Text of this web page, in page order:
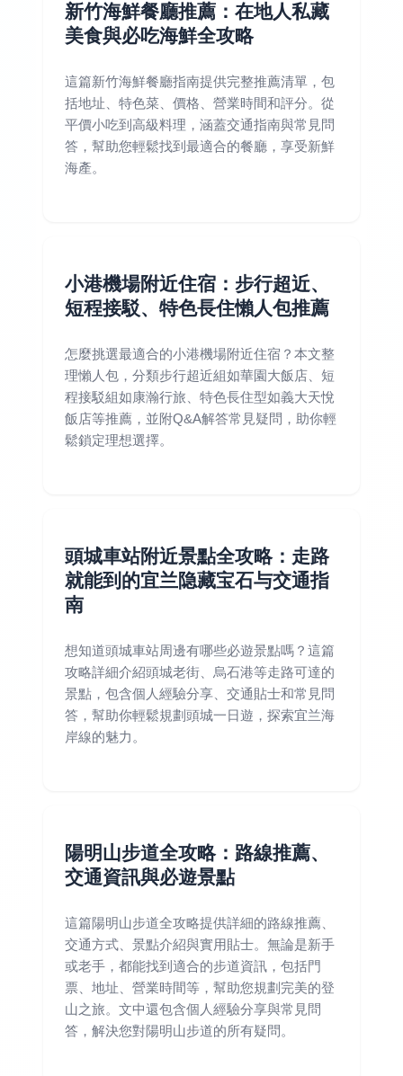
新竹海鮮餐廳推薦：在地人私藏
美食與必吃海鮮全攻略
這篇新竹海鮮餐廳指南提供完整推薦清單，包
括地址、特色菜、價格、營業時間和評分。從
平價小吃到高級料理，涵蓋交通指南與常見問
答，幫助您輕鬆找到最適合的餐廳，享受新鮮
海產。
小港機場附近住宿：步行超近、
短程接駁、特色長住懶人包推薦
怎麼挑選最適合的小港機場附近住宿？本文整
理懶人包，分類步行超近組如華園大飯店、短
程接駁組如康瀚行旅、特色長住型如義大天悅
飯店等推薦，並附Q&A解答常見疑問，助你輕
鬆鎖定理想選擇。
頭城車站附近景點全攻略：走路
就能到的宜兰隐藏宝石与交通指
南
想知道頭城車站周邊有哪些必遊景點嗎？這篇
攻略詳細介紹頭城老街、烏石港等走路可達的
景點，包含個人經驗分享、交通貼士和常見問
答，幫助你輕鬆規劃頭城一日遊，探索宜兰海
岸線的魅力。
陽明山步道全攻略：路線推薦、
交通資訊與必遊景點
這篇陽明山步道全攻略提供詳細的路線推薦、
交通方式、景點介紹與實用貼士。無論是新手
或老手，都能找到適合的步道資訊，包括門
票、地址、營業時間等，幫助您規劃完美的登
山之旅。文中還包含個人經驗分享與常見問
答，解決您對陽明山步道的所有疑問。